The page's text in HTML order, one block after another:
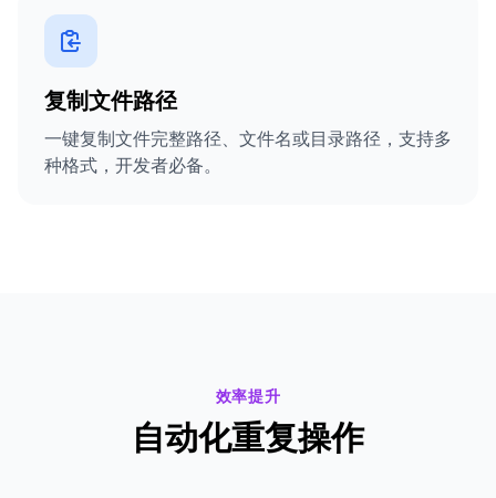
复制文件路径
一键复制文件完整路径、文件名或目录路径，支持多
种格式，开发者必备。
效率提升
自动化重复操作